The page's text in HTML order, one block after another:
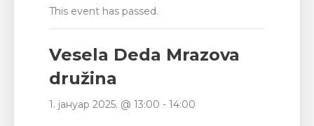
This event has passed.
Vesela Deda Mrazova
družina
1. јануар 2025. @ 13:00 - 14:00